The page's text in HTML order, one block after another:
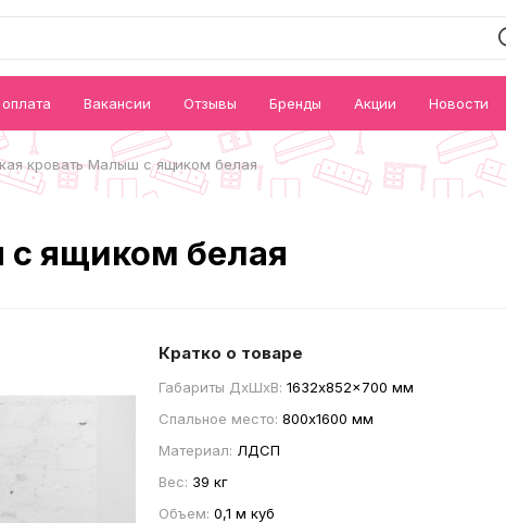
Вакансии Отзывы Бренды Акции Новости
кровать Малыш с ящиком белая
ящиком белая
Кратко о товаре
Габариты ДxШxВ: 1632x852x700 мм
Спальное место: 800x1600 мм
Материал: ЛДСП
Вес: 39 кг
Объем: 0,1 м куб